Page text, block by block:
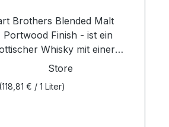
Brothers Blended Malt
Portwood Finish - ist ein
Whisky mit einer
Jahren. Abgefüllt mit
von 50% Vol. und in
Liter-Flasche
Store
(118,81 € / 1 Liter)